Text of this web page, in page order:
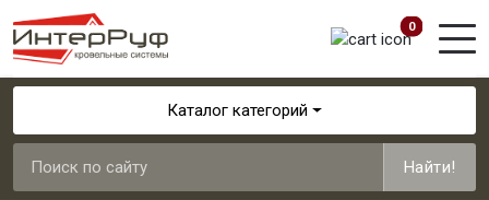
0
Каталог категорий
Найти!